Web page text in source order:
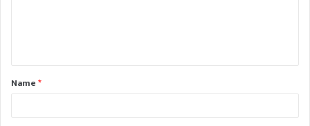
t
*Name*